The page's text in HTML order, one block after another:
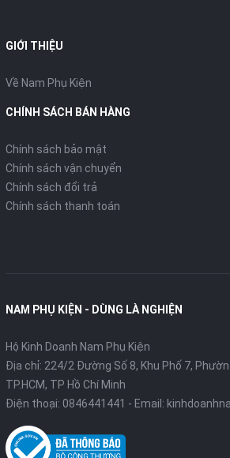
GIỚI THIỆU
Về Nam Phụ Kiện
CHÍNH SÁCH BÁN HÀNG
Chính sách bảo mật
Chính sách vận chuyển
Chính sách đổi trả
Chính sách thanh toán
NAM PHỤ KIỆN - DÙNG LÀ NGHIỆN
Hộ Kinh Doanh Nam Phụ Kiện
Địa chỉ: 224/2 Đường Số 8, Khu Phố 7,
TP.HCM, TP Hồ Chí Minh
Điện thoại: 0846441441 - Email: